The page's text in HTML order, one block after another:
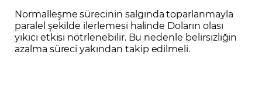
Normalleşme sürecinin salgında toparlanmayla
paralel şekilde ilerlemesi halinde Doların olası
yıkıcı etkisi nötrlenebilir. Bu nedenle belirsizliğin
azalma süreci yakından takip edilmeli.